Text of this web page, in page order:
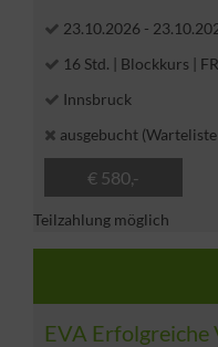
23.10.2026 -
16 Std. | Blockkurs |
Innsbruck
ausgebucht
€ 580,-
Teilzahlung möglich
EVA